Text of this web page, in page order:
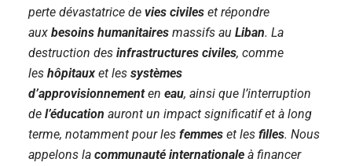
perte dévastatrice de vies civiles et répondre
aux besoins humanitaires massifs au Liban. La
destruction des infrastructures civiles, comme
les hôpitaux et les systèmes
d’approvisionnementen eau, ainsi que l’interruption
de l’éducation auront un impact significatif et à long
terme, notamment pour les femmes et les filles. Nous
appelons la communauté internationale à financer